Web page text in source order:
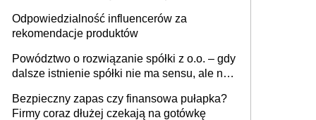
Odpowiedzialność influencerów za
rekomendacje produktów
Powództwo o rozwiązanie spółki z o.o. – gdy
dalsze istnienie spółki nie ma sensu, ale nie
Bezpieczny zapas czy finansowa pułapka?
Firmy coraz dłużej czekają na gotówkę